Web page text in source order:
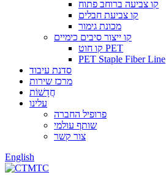
קו צביעה ברוחב פתוח
קו צביעת חבלים
מכונת גימור
קו ייצור סיבים כימיים
קו חוט PET
PET Staple Fiber Line
סדנת עיבוד
מרכז שירות
חֲדָשׁוֹת
עלינו
פרופיל החברה
שותף עולמי
צור קשר
English